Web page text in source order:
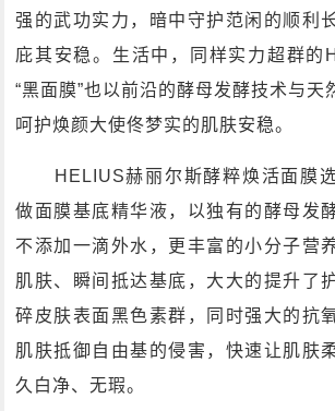
强的武功实力，暗中守护范闲的顺利
庇其安稳。生活中，同样实力超群的
“黑面膜”也以前沿的酵母发酵技术与天
呵护焕颜大使佟梦实的肌肤安稳。
HELIUS赫丽尔斯酵粹焕活面膜选
做面膜基底精华液，以独有的酵母发
不添加一滴外水，更丰富的小分子营
肌肤、瞬间抵达基底，大大的提升了
碎皮肤表面黑色素群，同时强大的抗
肌肤抵御自由基的侵害，快速让肌肤
久白净、无瑕。